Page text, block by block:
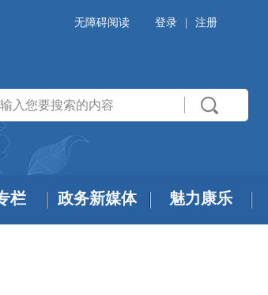
无障碍阅读 登录 注册
栏 政务新媒体 魅力康乐